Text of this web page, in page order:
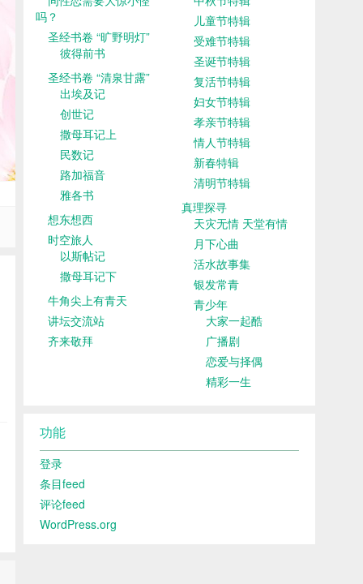
吗？
圣经书卷 “旷野明灯”
彼得前书
圣经书卷 “清泉甘露”
出埃及记
创世记
撒母耳记上
民数记
路加福音
雅各书
想东想西
时空旅人
以斯帖记
撒母耳记下
牛角尖上有青天
讲坛交流站
齐来敬拜
儿童节特辑
受难节特辑
圣诞节特辑
复活节特辑
妇女节特辑
孝亲节特辑
情人节特辑
新春特辑
清明节特辑
真理探寻
天灾无情 天堂有情
月下心曲
活水故事集
银发常青
青少年
大家一起酷
广播剧
恋爱与择偶
精彩一生
功能
登录
条目feed
评论feed
WordPress.org